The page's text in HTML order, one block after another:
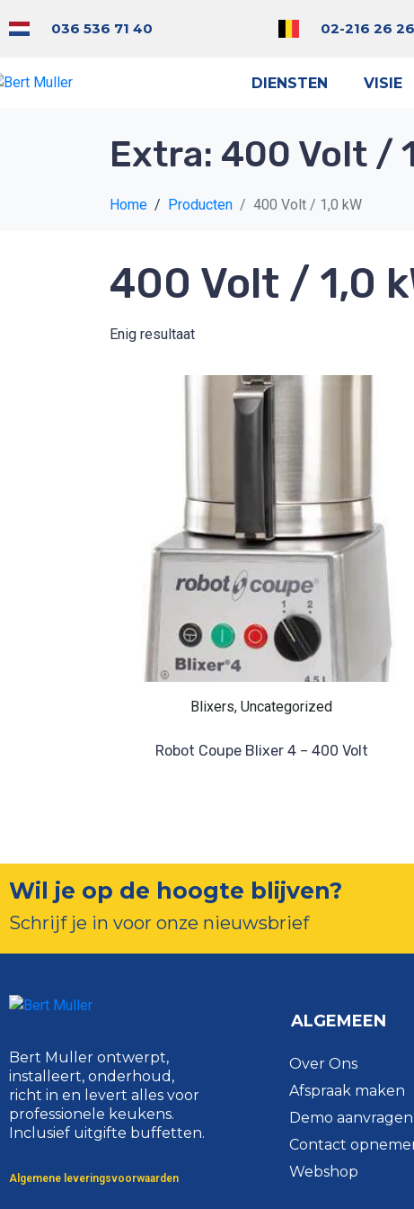
036 536 71 40 02-216 26 26
DIENSTEN VISIE
Extra: 400 Volt /
Home Producten 400 Volt / 1,0 kW
400 Volt / 1,0
Enig resultaat
Blixers, Uncategorized
Robot Coupe Blixer 4 – 400 Volt
Wil je op de hoogte blijven?
Schrijf je in voor onze nieuwsbrief
Bert Muller ontwerpt,
installeert, onderhoud,
richt in en levert alles voor
professionele keukens.
Inclusief uitgifte buffetten.
Algemene leveringsvoorwaarden
ALGEMEEN
Over Ons
Afspraak maken
Demo aanvragen
Contact
Webshop